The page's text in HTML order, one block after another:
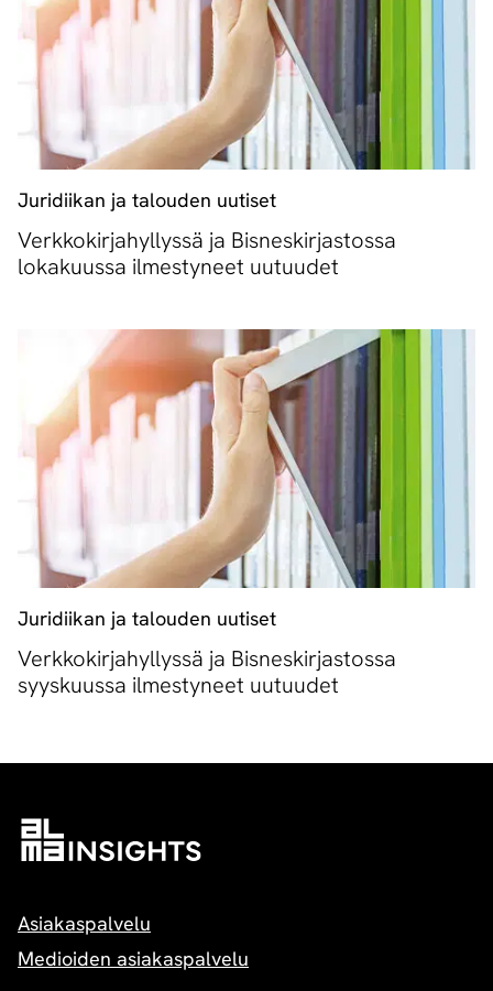
Juridiikan ja talouden uutiset
Verkkokirjahyllyssä ja Bisneskirjastossa
lokakuussa ilmestyneet uutuudet
Juridiikan ja talouden uutiset
Verkkokirjahyllyssä ja Bisneskirjastossa
syyskuussa ilmestyneet uutuudet
Asiakaspalvelu
Medioiden asiakaspalvelu